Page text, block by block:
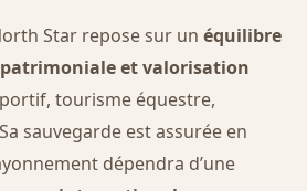
Star repose sur un équilibre
et valorisation
tourisme équestre,
sauvegarde est assurée en
dépendra d’une